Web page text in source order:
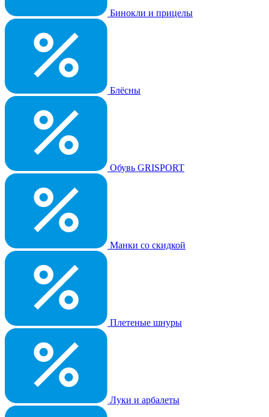
Бинокли и прицелы
Блёсны
Обувь GRISPORT
Манки со скидкой
Плетеные шнуры
Луки и арбалеты